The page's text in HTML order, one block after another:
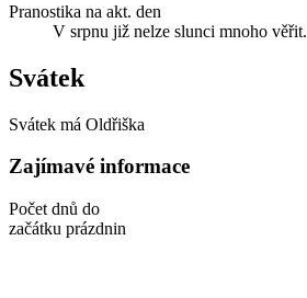
Pranostika na akt. den
V srpnu již nelze slunci mnoho věřit.
Svátek
Svátek má Oldřiška
Zajímavé informace
Počet dnů do
začátku prázdnin